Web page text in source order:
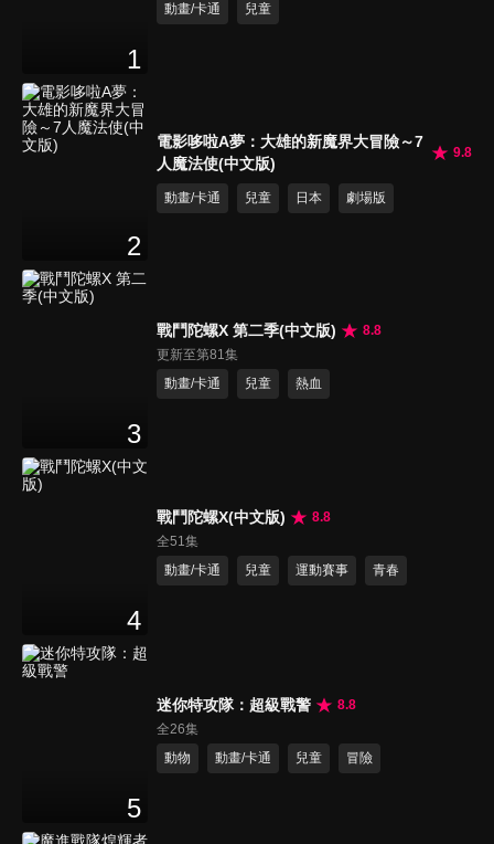
1
動畫/卡通
兒童
2
電影哆啦A夢：大雄的新魔界大冒險～7
人魔法使(中文版)
9.8
動畫/卡通 兒童 日本 劇場版
3
戰鬥陀螺X 第二季(中文版)
8.8
更新至第81集
動畫/卡通
兒童 熱血
4
戰鬥陀螺X(中文版)
8.8
全51集
動畫/卡通
兒童 運動賽事 青春
5
迷你特攻隊：超級戰警
8.8
全26集
動物
動畫/卡通 兒童 冒險